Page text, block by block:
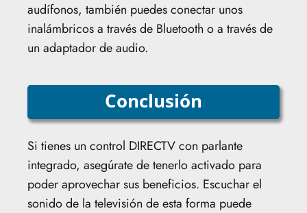
audífonos, también puedes conectar unos
inalámbricos a través de Bluetooth o a través de
un adaptador de audio.
Conclusión
Si tienes un control DIRECTV con parlante
integrado, asegúrate de tenerlo activado para
poder aprovechar sus beneficios. Escuchar el
sonido de la televisión de esta forma puede